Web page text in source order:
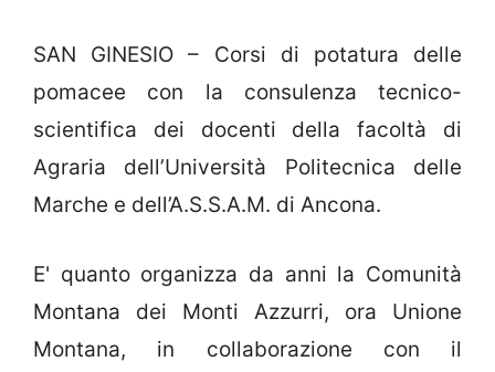
SAN GINESIO – Corsi di potatura delle
pomacee con la consulenza tecnico-
scientifica dei docenti della facoltà di
Agraria dell’Università Politecnica delle
Marche e dell’A.S.S.A.M. di Ancona.
E' quanto organizza da anni la Comunità
Montana dei Monti Azzurri, ora Unione
Montana, in collaborazione con il